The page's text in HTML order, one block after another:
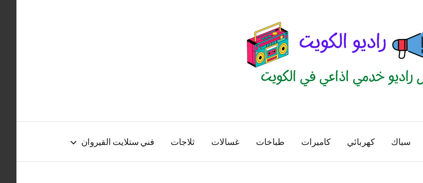
الكويت
منصة
اذاعية
سباك كهربائي كاميرات طباخات غسالات ثلاجات فني ستلايت القيروان